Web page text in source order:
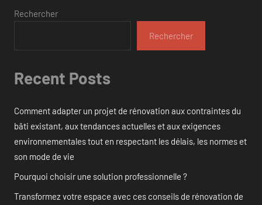
Rechercher
Rechercher
Recent Posts
Comment adapter un projet de rénovation aux contraintes du
bâti existant, aux tendances actuelles et aux exigences
environnementales tout en respectant les délais, les normes et
son mode de vie
Pourquoi choisir une solution professionnelle ?
Transformez votre espace avec ces conseils de rénovation de